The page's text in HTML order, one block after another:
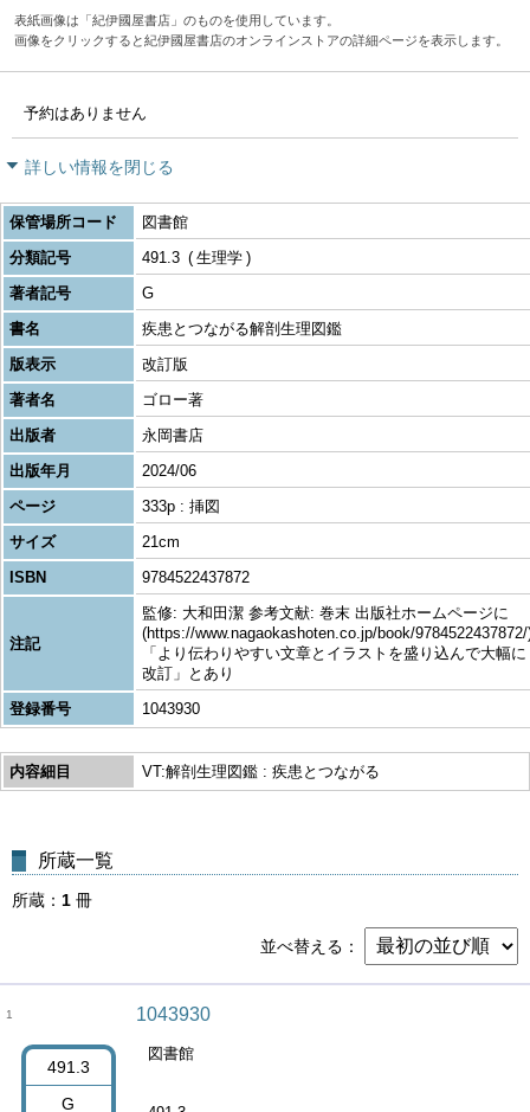
表紙画像は「紀伊國屋書店」のものを使用しています。
画像をクリックすると紀伊國屋書店のオンラインストアの詳細ページを表示します。
予約はありません
詳しい情報を閉じる
保管場所コード
図書館
分類記号
491.3
生理学
著者記号
G
書名
疾患とつながる解剖生理図鑑
版表示
改訂版
著者名
ゴロー著
出版者
永岡書店
出版年月
2024/06
ページ
333p : 挿図
サイズ
21cm
ISBN
9784522437872
注記
監修: 大和田潔 参考文献: 巻末 出版社ホームページに
(https://www.nagaokashoten.co.jp/book/9784522437872/
「より伝わりやすい文章とイラストを盛り込んで大幅に
改訂」とあり
登録番号
1043930
内容細目 VT:解剖生理図鑑 : 疾患とつながる
所蔵一覧
所蔵 1 冊
並べ替える
1
491.3
G
1043930
図書館